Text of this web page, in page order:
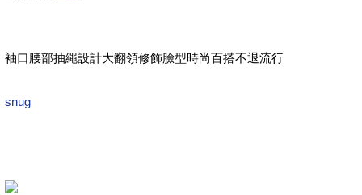
袖口腰部抽繩設計大翻領修飾臉型時尚百搭不退流行
snug